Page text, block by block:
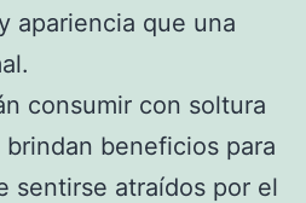
apariencia que una
consumir con soltura
beneficios para
sentirse atraídos por el